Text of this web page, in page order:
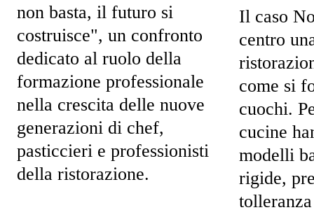
non basta, il futuro si
costruisce", un confronto
dedicato al ruolo della
formazione professionale
nella crescita delle nuove
generazioni di chef,
pasticcieri e professionisti
della ristorazione.
Il caso
centro
come si
cuochi.
cucine
modelli
rigide,